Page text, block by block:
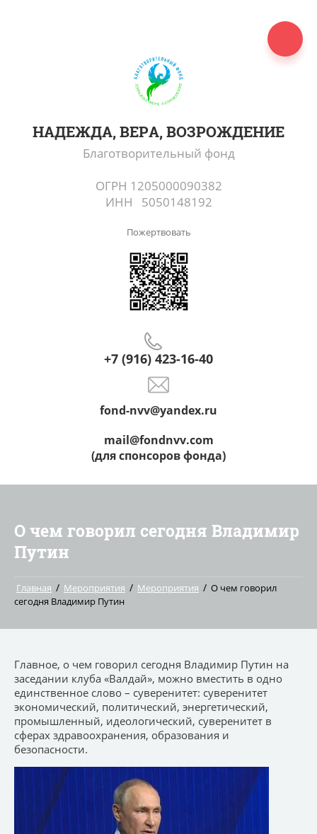
НАДЕЖДА, ВЕРА, ВОЗРОЖДЕНИЕ
Благотворительный фонд
ОГРН 1205000090382
ИНН 5050148192
fond-nvv@yandex.ru
mail@fondnvv.com
(для спонсоров фонда)
+7 (916) 423-16-40
Пожертвовать
О чем говорил сегодня Владимир
Путин
Главная / Мероприятия / Мероприятия / О чем говорил
сегодня Владимир Путин
Главное, о чем говорил сегодня Владимир Путин на
заседании клуба «Валдай», можно вместить в одно
единственное слово – суверенитет: суверенитет
экономический, политический, энергетический,
промышленный, идеологический, суверенитет в
сферах здравоохранения, образования и
безопасности.